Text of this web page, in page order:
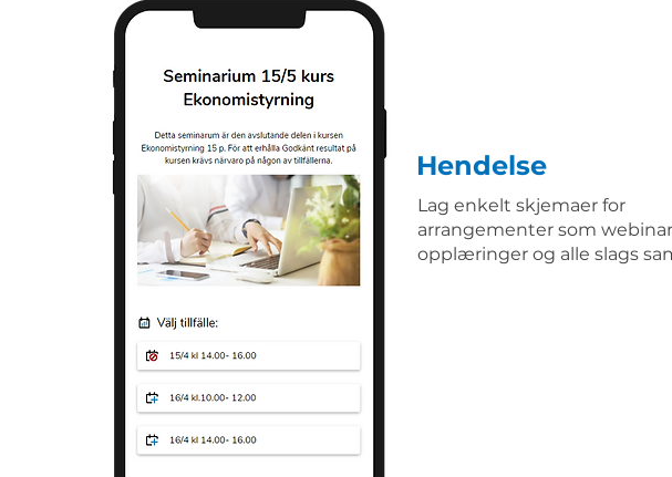
Hendelse
Lag enkelt skjemaer for
arrangementer som
opplæringer og alle slags